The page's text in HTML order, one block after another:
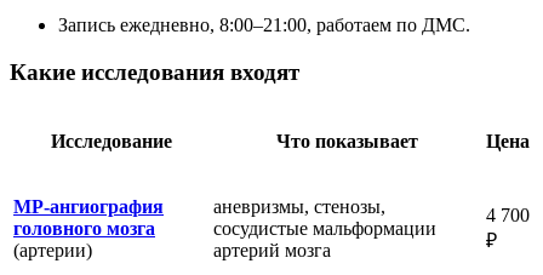
Запись ежедневно, 8:00–21:00, работаем по ДМС.
Какие исследования входят
Исследование Что показывает Цена
МР-ангиография
головного мозга
(артерии)
аневризмы, стенозы,
сосудистые мальформации
артерий мозга
4 700
₽